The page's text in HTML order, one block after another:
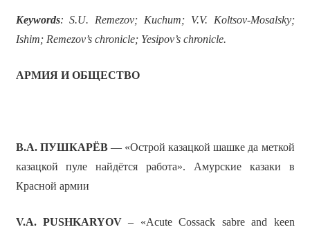
Keywords: S.U. Remezov; Kuchum; V.V. Koltsov-Mosalsky;
Ishim; Remezov’s chronicle; Yesipov’s chronicle.
АРМИЯ И ОБЩЕСТВО
В.А. ПУШКАРЁВ— «Острой казацкой шашке да меткой
казацкой пуле найдётся работа». Амурские казаки в
Красной армии
V.A. PUSHKARYOV– «Acute Cossack sabre and keen